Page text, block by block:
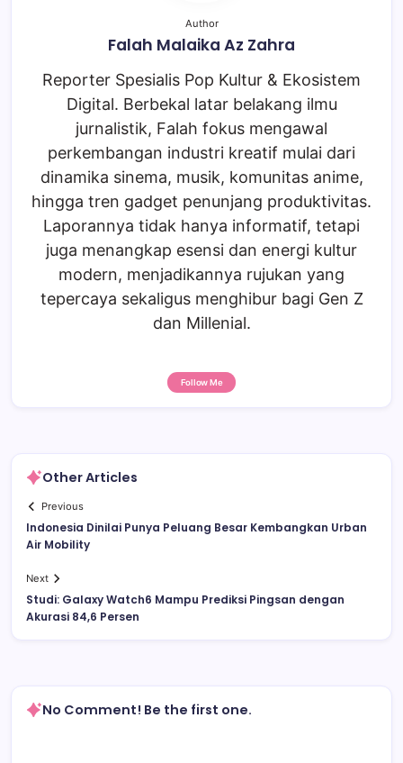
Author
Falah Malaika Az Zahra
Reporter Spesialis Pop Kultur & Ekosistem
Digital. Berbekal latar belakang ilmu
jurnalistik, Falah fokus mengawal
perkembangan industri kreatif mulai dari
dinamika sinema, musik, komunitas anime,
hingga tren gadget penunjang produktivitas.
Laporannya tidak hanya informatif, tetapi
juga menangkap esensi dan energi kultur
modern, menjadikannya rujukan yang
tepercaya sekaligus menghibur bagi Gen Z
dan Millenial.
Follow Me
Other Articles
Previous
Indonesia Dinilai Punya Peluang Besar Kembangkan Urban
Air Mobility
Next
Studi: Galaxy Watch6 Mampu Prediksi Pingsan dengan
Akurasi 84,6 Persen
No Comment! Be the first one.